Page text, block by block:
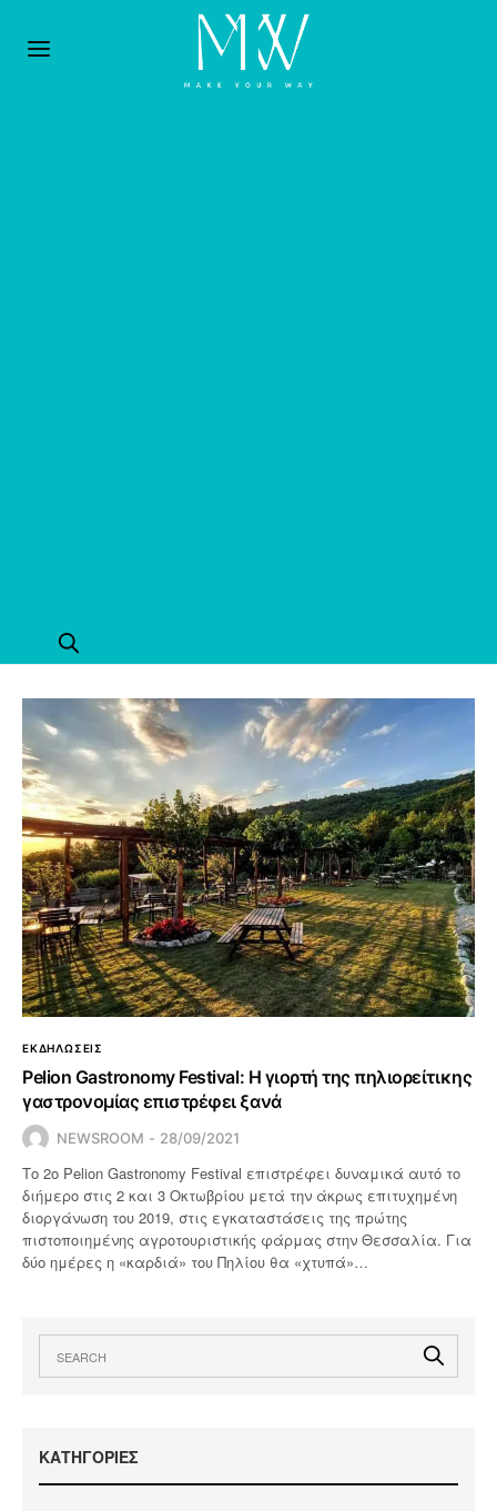
ΕΚΔΗΛΩΣΕΙΣ
Pelion Gastronomy Festival: Η γιορτή της πηλιορείτικης
γαστρονομίας επιστρέφει ξανά
NEWSROOM 28/09/2021
Το 2ο Pelion Gastronomy Festival επιστρέφει δυναμικά αυτό το
διήμερο στις 2 και 3 Οκτωβρίου μετά την άκρως επιτυχημένη
διοργάνωση του 2019, στις εγκαταστάσεις της πρώτης
πιστοποιημένης αγροτουριστικής φάρμας στην Θεσσαλία. Για
δύο ημέρες η «καρδιά» του Πηλίου θα «χτυπά»…
KΑΤΗΓΟΡΙΕΣ